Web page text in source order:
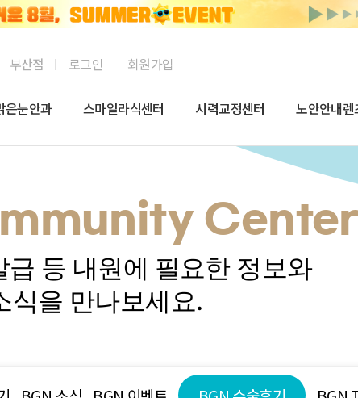
부산점 로그인 회원가입
은눈안과 스마일라식센터 시력교정센터 노안안내렌
Center
등 내원에 필요한 정보와
식을 만나보세요.